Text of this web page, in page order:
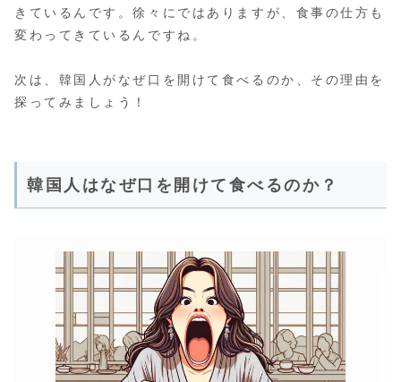
きているんです。徐々にではありますが、食事の仕方も
変わってきているんですね。
次は、韓国人がなぜ口を開けて食べるのか、その理由を
探ってみましょう！
韓国人はなぜ口を開けて食べるのか？